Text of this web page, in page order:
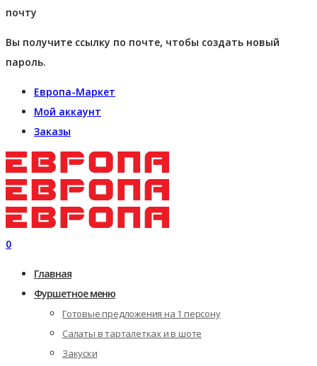
почту
Вы получите ссылку по почте, чтобы создать новый
пароль.
Европа-Маркет
Мой аккаунт
Заказы
0
Главная
Фуршетное меню
Готовые предложения на 1 персону
Салаты в тарталетках и в шоте
Закуски